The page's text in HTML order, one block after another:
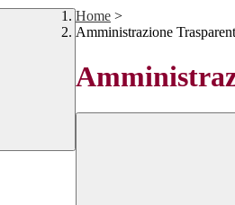
Home >
Amministrazione